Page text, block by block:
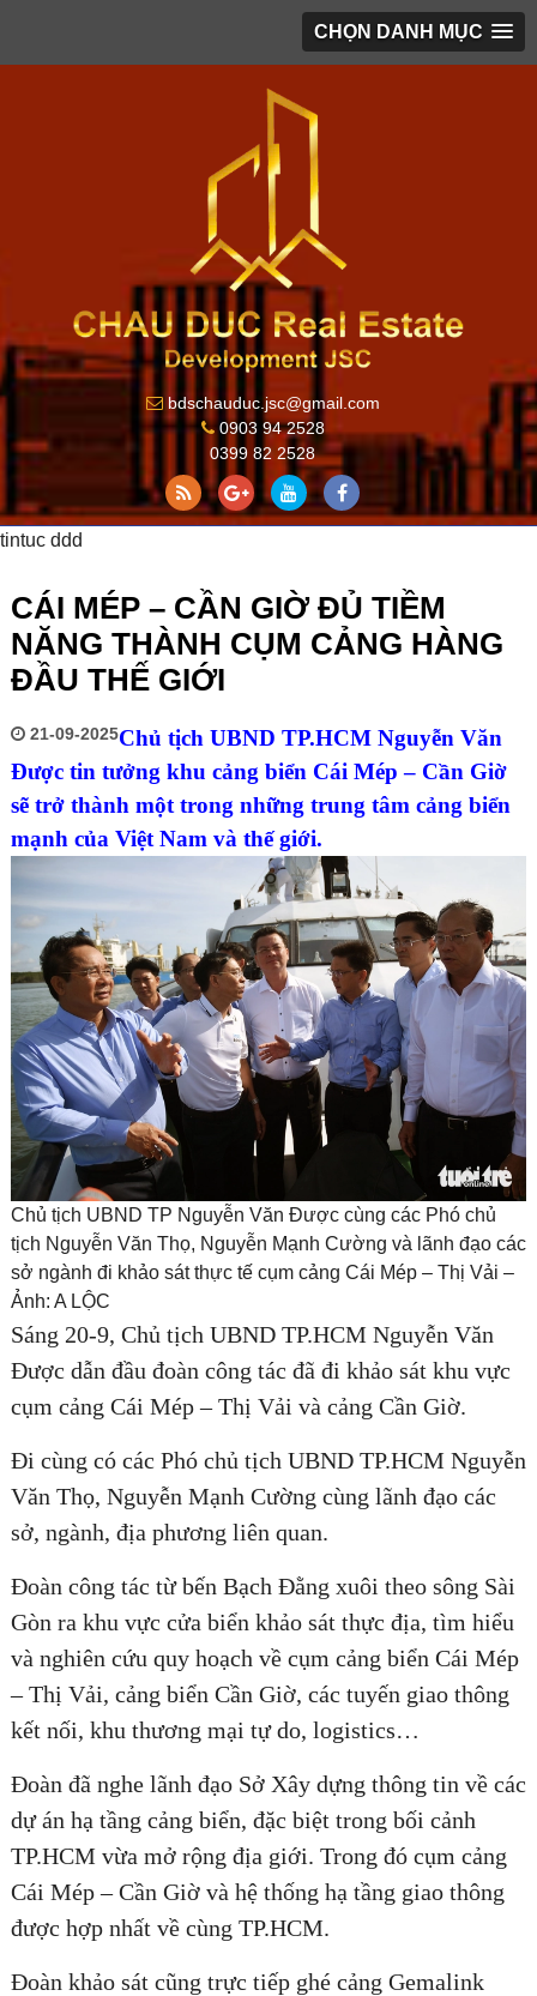
CHỌN DANH MỤC
bdschauduc.jsc@gmail.com
0903 94 2528
0399 82 2528
tintuc ddd
CÁI MÉP – CẦN GIỜ ĐỦ TIỀM
NĂNG THÀNH CỤM CẢNG HÀNG
ĐẦU THẾ GIỚI
21-09-2025Chủ tịch UBND TP.HCM Nguyễn Văn
Được tin tưởng khu cảng biển Cái Mép – Cần Giờ
sẽ trở thành một trong những trung tâm cảng biển
mạnh của Việt Nam và thế giới.
Chủ tịch UBND TP Nguyễn Văn Được cùng các Phó chủ
tịch Nguyễn Văn Thọ, Nguyễn Mạnh Cường và lãnh đạo các
sở ngành đi khảo sát thực tế cụm cảng Cái Mép – Thị Vải –
Ảnh: A LỘC
Sáng 20-9, Chủ tịch UBND TP.HCM Nguyễn Văn
Được dẫn đầu đoàn công tác đã đi khảo sát khu vực
cụm cảng Cái Mép – Thị Vải và cảng Cần Giờ.
Đi cùng có các Phó chủ tịch UBND TP.HCM Nguyễn
Văn Thọ, Nguyễn Mạnh Cường cùng lãnh đạo các
sở, ngành, địa phương liên quan.
Đoàn công tác từ bến Bạch Đằng xuôi theo sông Sài
Gòn ra khu vực cửa biển khảo sát thực địa, tìm hiểu
và nghiên cứu quy hoạch về cụm cảng biển Cái Mép
– Thị Vải, cảng biển Cần Giờ, các tuyến giao thông
kết nối, khu thương mại tự do, logistics…
Đoàn đã nghe lãnh đạo Sở Xây dựng thông tin về các
dự án hạ tầng cảng biển, đặc biệt trong bối cảnh
TP.HCM vừa mở rộng địa giới. Trong đó cụm cảng
Cái Mép – Cần Giờ và hệ thống hạ tầng giao thông
được hợp nhất về cùng TP.HCM.
Đoàn khảo sát cũng trực tiếp ghé cảng Gemalink